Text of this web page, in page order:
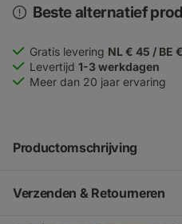
Beste alternatief
Gratis levering NL € 45 / BE
Levertijd 1-3 werkdagen
Meer dan 20 jaar ervaring
Productomschrijving
Verzenden & Retourneren